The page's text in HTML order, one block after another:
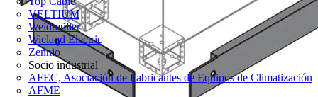
VELTIUM
Weidmüller
Wieland Electric
Zennio
Socio industrial
AFEC, Asociación de Fabricantes de Equipos de Climatización
AFME